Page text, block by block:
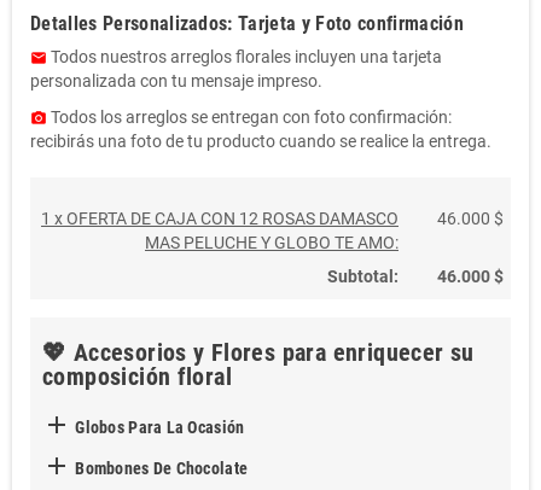
Detalles Personalizados: Tarjeta y Foto confirmación
email Todos nuestros arreglos florales incluyen una tarjeta
personalizada con tu mensaje impreso.
photo_camera Todos los arreglos se entregan con foto confirmación:
recibirás una foto de tu producto cuando se realice la entrega.
1 x OFERTA DE CAJA CON 12 ROSAS DAMASCO
MAS PELUCHE Y GLOBO TE AMO:
46.000 $
Subtotal: 46.000 $
💖 Accesorios y Flores para enriquecer su
composición floral
 Globos Para La Ocasión
 Bombones De Chocolate